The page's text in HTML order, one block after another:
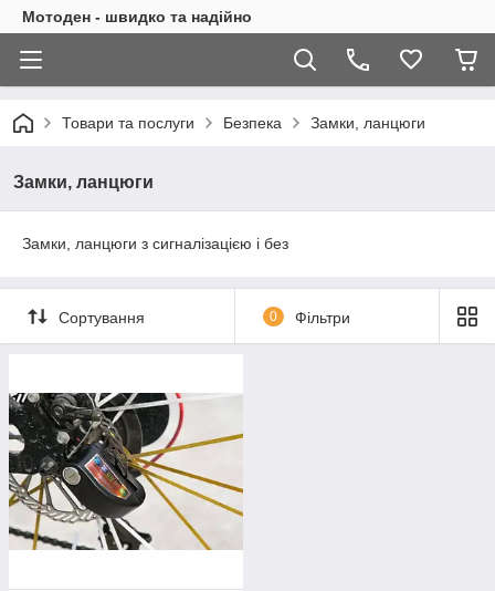
Мотоден - швидко та надійно
Товари та послуги Безпека Замки, ланцюги
Замки, ланцюги
Замки, ланцюги з сигналізацією і без
Сортування 0 Фільтри